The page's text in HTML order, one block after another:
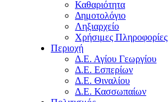
Καθαριότητα
Δημοτολόγιο
Ληξιαρχείο
Χρήσιμες Πληροφορίες
Περιοχή
Δ.Ε. Αγίου Γεωργίου
Δ.Ε. Εσπερίων
Δ.Ε. Θιναλίου
Δ.Ε. Κασσωπαίων